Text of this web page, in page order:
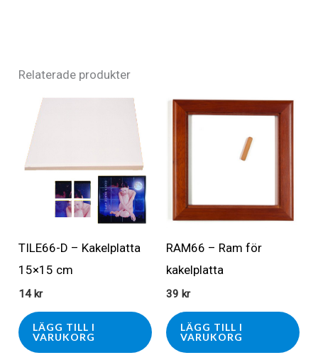
Relaterade produkter
TILE66-D – Kakelplatta
15×15 cm
14 kr
LÄGG TILL I
VARUKORG
RAM66 – Ram för
kakelplatta
39 kr
LÄGG TILL I
VARUKORG